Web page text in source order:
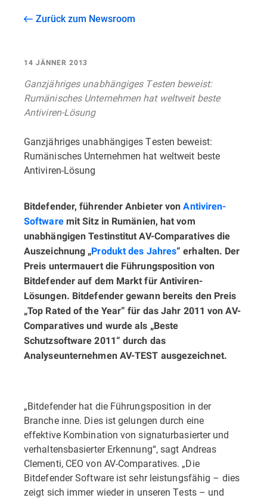
Zurück zum Newsroom
14 JÄNNER 2013
Ganzjähriges unabhängiges Testen beweist:
Rumänisches Unternehmen hat weltweit beste
Antiviren-Lösung
Ganzjähriges unabhängiges Testen beweist:
Rumänisches Unternehmen hat weltweit beste
Antiviren-Lösung
Bitdefender, führender Anbieter vonAntiviren-
Software mit Sitz in Rumänien, hat vom
unabhängigen Testinstitut AV-Comparatives die
Auszeichnung „Produkt des Jahres“ erhalten. Der
Preis untermauert die Führungsposition von
Bitdefender auf dem Markt für Antiviren-
Lösungen. Bitdefender gewann bereits den Preis
„Top Rated of the Year“ für das Jahr 2011 von AV-
Comparatives und wurde als „Beste
Schutzsoftware 2011“ durch das
Analyseunternehmen AV-TEST ausgezeichnet.
„Bitdefender hat die Führungsposition in der
Branche inne. Dies ist gelungen durch eine
effektive Kombination von signaturbasierter und
verhaltensbasierter Erkennung“, sagt Andreas
Clementi, CEO von AV-Comparatives. „Die
Bitdefender Software ist sehr leistungsfähig – dies
zeigt sich immer wieder in unseren Tests – und